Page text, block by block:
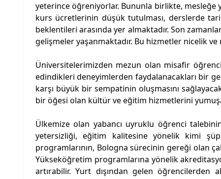
yeterince öğreniyorlar. Bununla birlikte, mesleğe
kurs ücretlerinin düşük tutulması, derslerde
beklentileri arasında yer almaktadır. Son
gelişmeler yaşanmaktadır. Bu hizmetler nicelik ve
Üniversitelerimizden mezun olan misafir
edindikleri deneyimlerden faydalanacakları bir
karşı büyük bir sempatinin oluşmasını
bir öğesi olan kültür ve eğitim hizmetlerini
Ülkemize olan yabancı uyruklu öğrenci
yetersizliği, eğitim kalitesine yönelik kimi
programlarının, Bologna sürecinin gereği olan
Yükseköğretim programlarına yönelik
artırabilir. Yurt dışından gelen öğrencilerden